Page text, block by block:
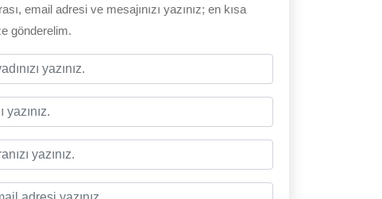
email adresi ve mesajınızı yazınız; en kısa
gönderelim.